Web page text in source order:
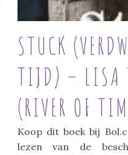
STUCK
TIJD) – LISA
(RIVER OF
Koop dit boek bij
lezen van de